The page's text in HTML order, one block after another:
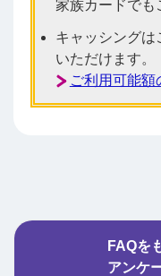
家族カードでも
キャッシングは
いただけます。
ご利用可能額
FAQを
アンケ